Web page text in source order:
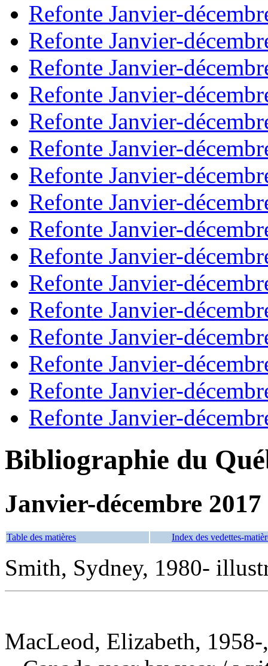
Refonte Janvier-
Refonte Janvier-
Refonte Janvier-
Refonte Janvier-
Refonte Janvier-
Refonte Janvier-
Refonte Janvier-
Refonte Janvier-
Refonte Janvier-
Refonte Janvier-
Refonte Janvier-
Refonte Janvier-
Refonte Janvier-
Refonte Janvier-
Refonte Janvier-
Refonte Janvier-
Bibliographie du
Janvier-décembre 2017
Table des matières Index des vedettes-
Smith, Sydney, 1980-
MacLeod, Elizabeth, 1958-